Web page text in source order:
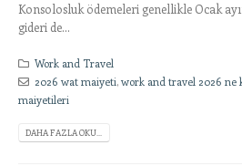
Konsolosluk ödemeleri genellikle Ocak
gideri de...
Work and Travel
2026 wat maiyeti,work and travel 2026 ne
maiyetileri
DAHA FAZLA OKU...